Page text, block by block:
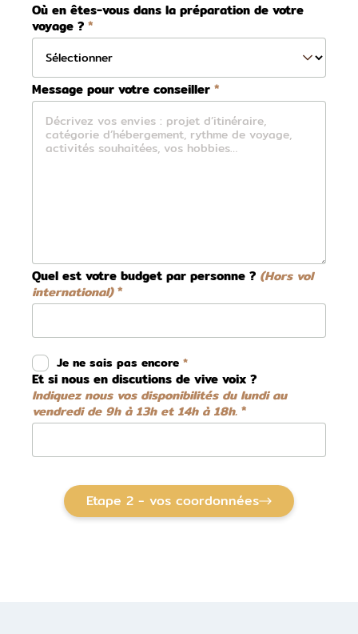
Où en êtes-vous dans la préparation de votre
voyage ?
Message pour votre conseiller
Quel est votre budget par personne ? (Hors vol
international)
Je ne sais pas encore
Et si nous en discutions de vive voix ?
Indiquez nous vos disponibilités du lundi au
vendredi de 9h à 13h et 14h à 18h.
Etape 2 - vos coordonnées